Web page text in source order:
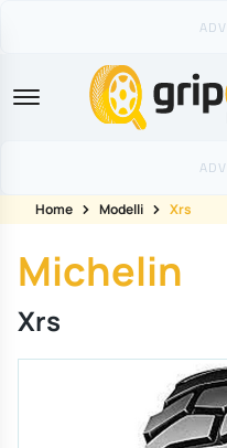
Home Modelli Xrs
Michelin
Xrs